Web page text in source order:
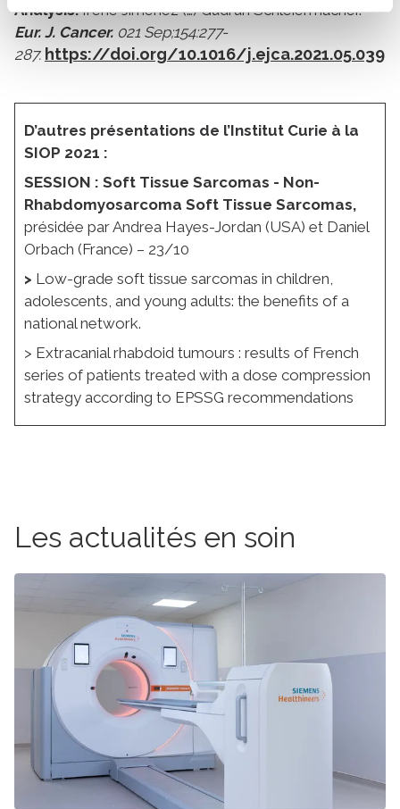
Analysis.Irene Jimenez (…) Gudrun Schleiermacher.
Eur. J. Cancer. 021 Sep;154:277-
287. https://doi.org/10.1016/j.ejca.2021.05.039
D’autres présentations de l’Institut Curie à la
SIOP 2021 :
SESSION : Soft Tissue Sarcomas - Non-
Rhabdomyosarcoma Soft Tissue Sarcomas,
présidée par Andrea Hayes-Jordan (USA) et Daniel
Orbach (France) – 23/10
> Low-grade soft tissue sarcomas in children,
adolescents, and young adults: the benefits of a
national network.
> Extracanial rhabdoid tumours : results of French
series of patients treated with a dose compression
strategy according to EPSSG recommendations
Les actualités en soin